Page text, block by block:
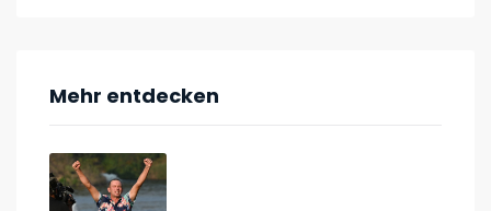
Mehr entdecken